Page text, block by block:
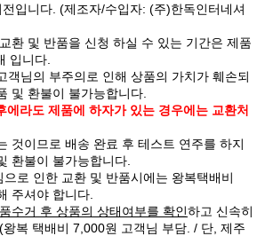
입니다. (제조자/수입자: (주)한독인터네셔
환 및 반품을 신청 하실 수 있는 기간은 제품
입니다.
객님의 부주의로 인해 상품의 가치가 훼손되
및 환불이 불가능합니다.
에라도 제품에 하자가 있는 경우에는 교환처
것이므로 배송 완료 후 테스트 연주를 하지
환불이 불가능합니다.
으로 인한 교환 및 반품시에는 왕복택배비
주셔야 합니다.
수거 후 상품의 상태여부를 확인하고 신속히
복 택배비 7,000원 고객님 부담. / 단, 제주